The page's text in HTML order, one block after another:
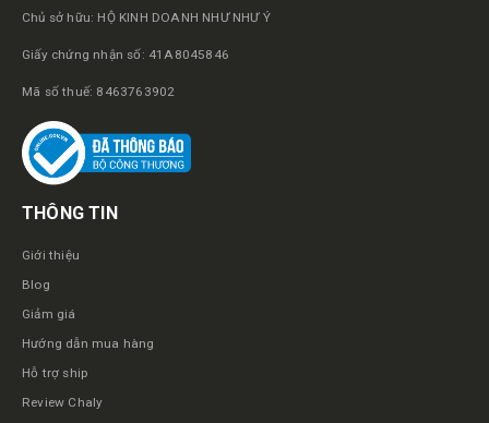
Chủ sở hữu: HỘ KINH DOANH NHƯ NHƯ Ý
Giấy chứng nhận số: 41A8045846
Mã số thuế: 8463763902
THÔNG TIN
Giới thiệu
Blog
Giảm giá
Hướng dẫn mua hàng
Hỗ trợ ship
Review Chaly